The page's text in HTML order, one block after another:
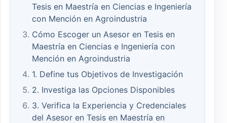
Tesis en Maestría en Ciencias e Ingeniería
con Mención en Agroindustria
Cómo Escoger un Asesor en Tesis en
Maestría en Ciencias e Ingeniería con
Mención en Agroindustria
1. Define tus Objetivos de Investigación
2. Investiga las Opciones Disponibles
3. Verifica la Experiencia y Credenciales
del Asesor en Tesis en Maestría en